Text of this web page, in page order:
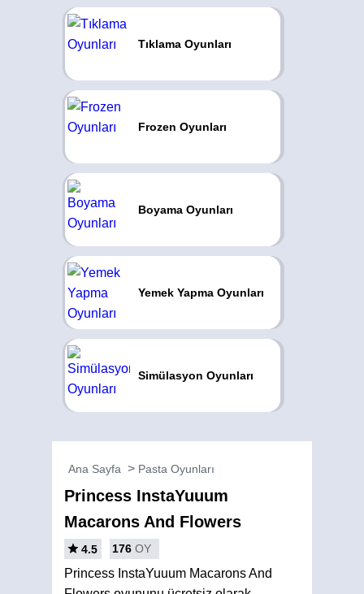
Tıklama Oyunları
Frozen Oyunları
Boyama Oyunları
Yemek Yapma Oyunları
Simülasyon Oyunları
Ana Sayfa Pasta Oyunları
Princess InstaYuuum
Macarons And Flowers
4.5 176 OY
Princess InstaYuuum Macarons And